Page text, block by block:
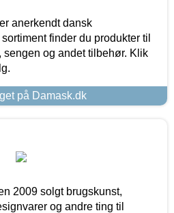
anerkendt dansk
finder du produkter til
sengen og andet tilbehør. Klik
på Damask.dk
2009 solgt brugskunst,
og andre ting til